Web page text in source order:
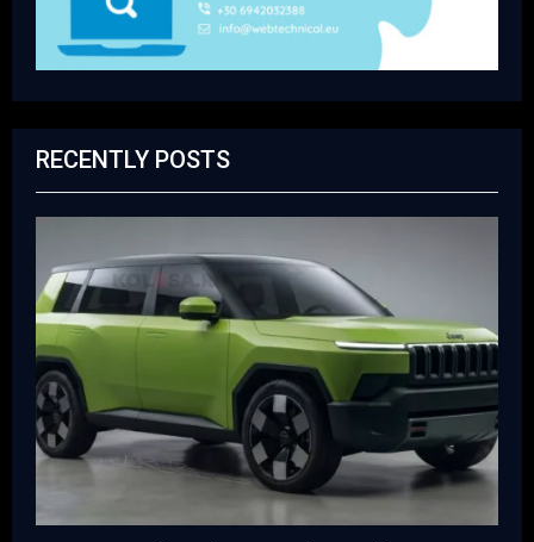
RECENTLY POSTS